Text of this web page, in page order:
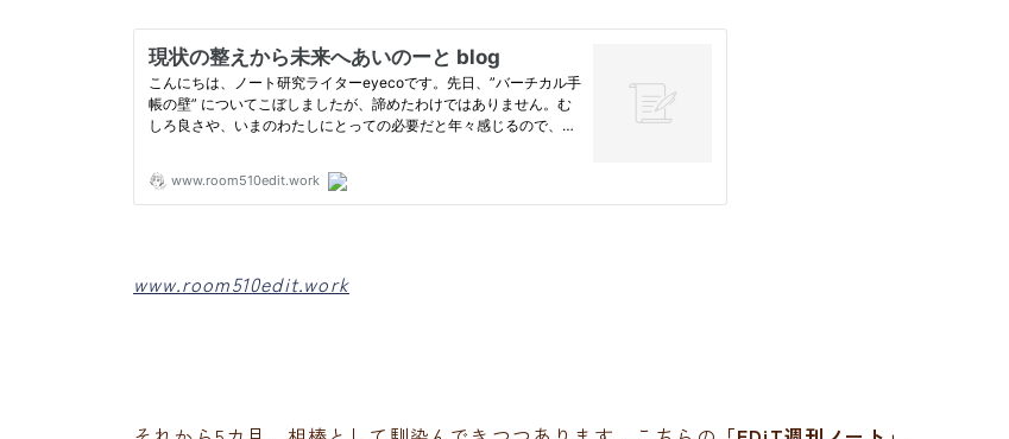
www.room510edit.work